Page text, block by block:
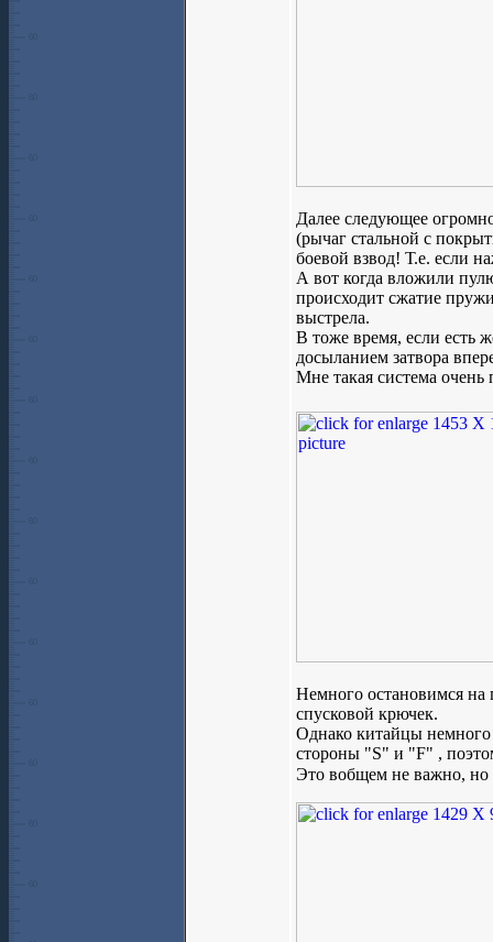
Далее следующее
(рычаг стальной с
боевой взвод! Т.е. если
А вот когда вложили
происходит сжатие
выстрела.
В тоже время, если есть
досыланием затвора
Мне такая система очень
Немного остановимся на
спусковой крючек.
Однако китайцы
стороны "S" и "F" ,
Это вобщем не важно, но